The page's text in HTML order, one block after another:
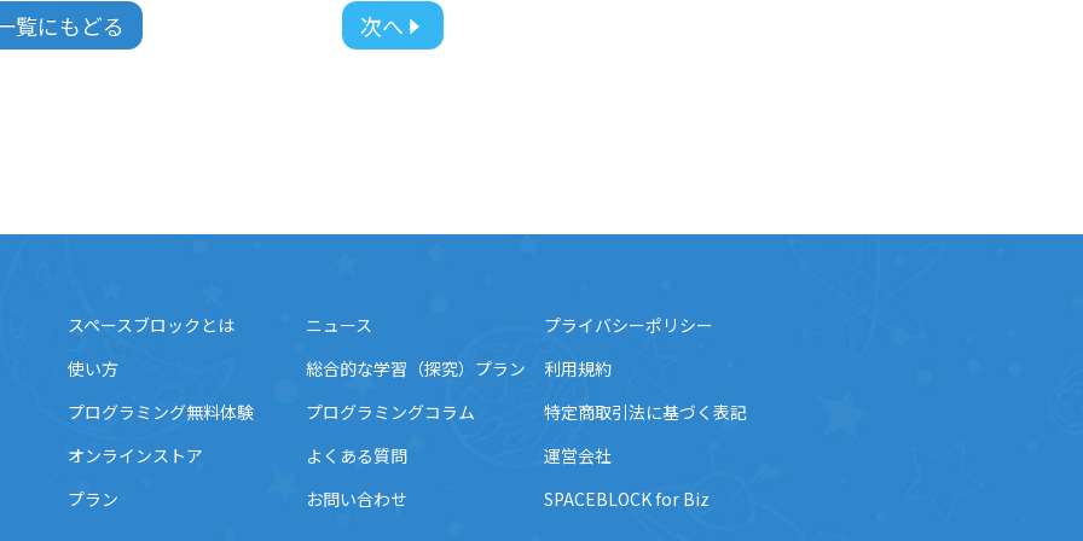
覧にもどる 次へ
スペースブロックとは
使い方
プログラミング無料体験
オンラインストア
プラン
ニュース
総合的な学習（探究）プラン
プログラミングコラム
よくある質問
お問い合わせ
プライバシーポリシー
利用規約
特定商取引法に基づく表記
運営会社
SPACEBLOCK for Biz